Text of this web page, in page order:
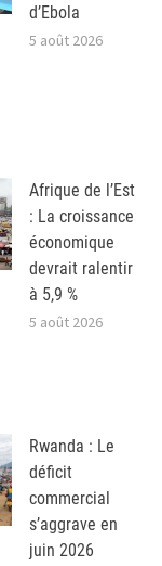
d’Ebola
5 août 2026
Afrique de l’Est
: La croissance
économique
devrait ralentir
à 5,9 %
5 août 2026
Rwanda : Le
déficit
commercial
s’aggrave en
juin 2026